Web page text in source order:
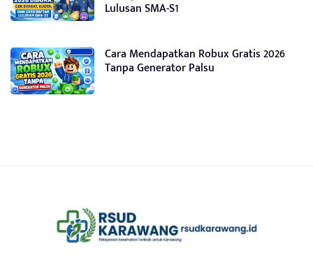
Lulusan SMA-S1
Cara Mendapatkan Robux Gratis 2026
Tanpa Generator Palsu